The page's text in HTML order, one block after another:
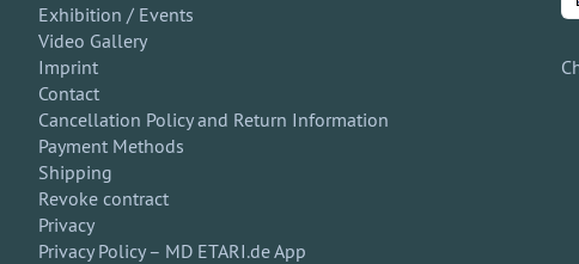
Exhibition / Events
Video Gallery
Imprint
Contact
Cancellation Policy and Return Information
Payment Methods
Shipping
Revoke contract
Privacy
Privacy Policy – MD ETARI.de App